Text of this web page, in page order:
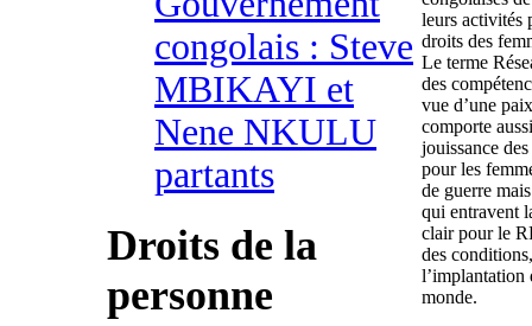
congolais : Steve
MBIKAYI et
Nene NKULU
partants
Droits de la
personne
leurs activités
droits des
Le terme
des
vue d’une
comporte
jouissance
pour les
de guerre
qui entravent
clair pour le
des
l’implantation
monde.